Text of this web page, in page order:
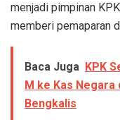
menjadi pimpinan
memberi pemaparan
Baca Juga KPK
M ke Kas
Bengkalis